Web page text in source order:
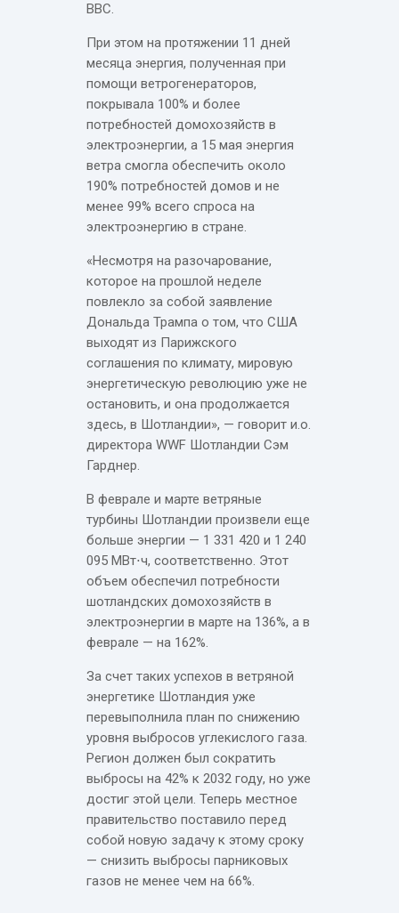
BBC.
При этом на протяжении 11 дней
месяца энергия, полученная при
помощи ветрогенераторов,
покрывала 100% и более
потребностей домохозяйств в
электроэнергии, а 15 мая энергия
ветра смогла обеспечить около
190% потребностей домов и не
менее 99% всего спроса на
электроэнергию в стране.
«Несмотря на разочарование,
которое на прошлой неделе
повлекло за собой заявление
Дональда Трампа о том, что США
выходят из Парижского
соглашения по климату, мировую
энергетическую революцию уже не
остановить, и она продолжается
здесь, в Шотландии», — говорит и.о.
директора WWF Шотландии Сэм
Гарднер.
В феврале и марте ветряные
турбины Шотландии произвели еще
больше энергии — 1 331 420 и 1 240
095 МВт⋅ч, соответственно. Этот
объем обеспечил потребности
шотландских домохозяйств в
электроэнергии в марте на 136%, а в
феврале — на 162%.
За счет таких успехов в ветряной
энергетике Шотландия уже
перевыполнила план по снижению
уровня выбросов углекислого газа.
Регион должен был сократить
выбросы на 42% к 2032 году, но уже
достиг этой цели. Теперь местное
правительство поставило перед
собой новую задачу к этому сроку
— снизить выбросы парниковых
газов не менее чем на 66%.